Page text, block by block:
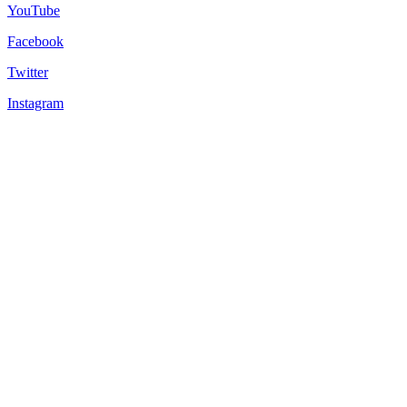
YouTube
Facebook
Twitter
Instagram